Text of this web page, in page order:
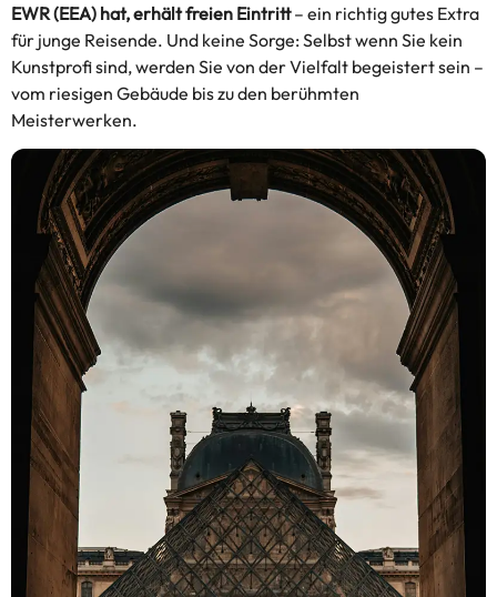
EWR (EEA) hat, erhält freien Eintritt– ein richtig gutes Extra
für junge Reisende. Und keine Sorge: Selbst wenn Sie kein
Kunstprofi sind, werden Sie von der Vielfalt begeistert sein –
vom riesigen Gebäude bis zu den berühmten
Meisterwerken.